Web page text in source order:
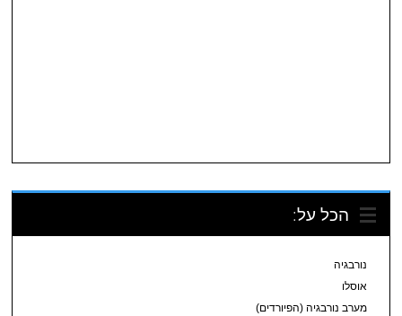
הכל על:
נורבגיה
אוסלו
מערב נורבגיה (הפיורדים)